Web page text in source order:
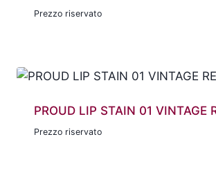
Prezzo riservato
PROUD LIP STAIN 01 VINTAGE
Prezzo riservato